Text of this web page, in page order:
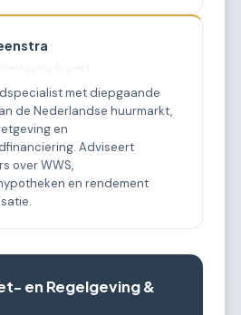
met diepgaande
de Nederlandse huurmarkt,
en
Adviseert
over WWS,
en rendement
en Regelgeving &